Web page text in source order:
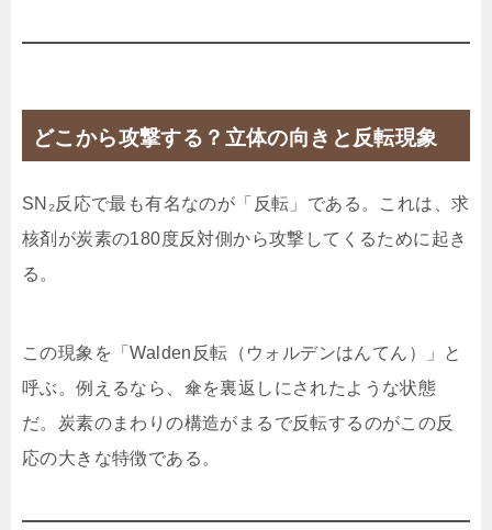
どこから攻撃する？立体の向きと反転現象
SN₂反応で最も有名なのが「反転」である。これは、求
核剤が炭素の180度反対側から攻撃してくるために起き
る。
この現象を「Walden反転（ウォルデンはんてん）」と
呼ぶ。例えるなら、傘を裏返しにされたような状態
だ。炭素のまわりの構造がまるで反転するのがこの反
応の大きな特徴である。